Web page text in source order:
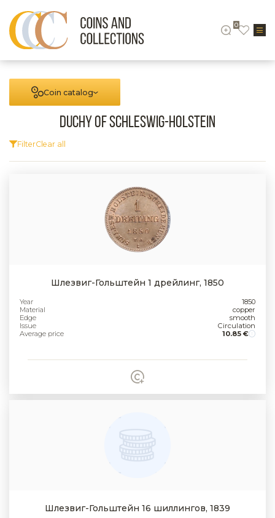
0
Coin catalog
Duchy of Schleswig-Holstein
FilterClear all
Шлезвиг-Гольштейн 1 дрейлинг, 1850
Year
1850
Material
copper
Edge
smooth
Issue
Circulation
Average price
10.85 €
Шлезвиг-Гольштейн 16 шиллингов, 1839